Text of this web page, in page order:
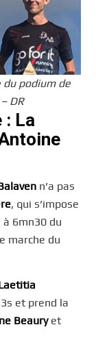
podium de
DR
: La
n’a pas
, qui s’impose
6mn30 du
marche du
et prend la
Beauryet